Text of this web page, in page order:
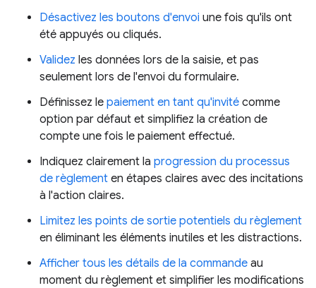
Désactivez les boutons d'envoi une fois qu'ils ont
été appuyés ou cliqués.
Validez les données lors de la saisie, et pas
seulement lors de l'envoi du formulaire.
Définissez le paiement en tant qu'invité comme
option par défaut et simplifiez la création de
compte une fois le paiement effectué.
Indiquez clairement la progression du processus
de règlement en étapes claires avec des incitations
à l'action claires.
Limitez les points de sortie potentiels du règlement
en éliminant les éléments inutiles et les distractions.
Afficher tous les détails de la commande au
moment du règlement et simplifier les modifications